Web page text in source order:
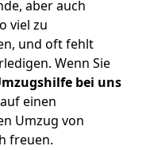
aber auch
viel zu
und oft fehlt
Wenn Sie
bei uns
einen
Umzug von
freuen.